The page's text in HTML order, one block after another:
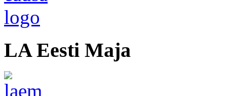
LA Eesti Maja